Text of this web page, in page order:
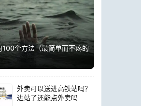
100个方法（最简单而不疼的
外卖可以送进高铁站吗？
进站了还能点外卖吗